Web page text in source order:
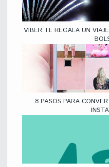
VIBER TE REGALA UN
8 PASOS PARA